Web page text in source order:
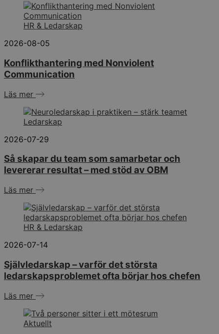
HR & Ledarskap
2026-08-05
Konflikthantering med Nonviolent
Communication
Läs mer
Ledarskap
2026-07-29
Så skapar du team som samarbetar och
levererar resultat – med stöd av OBM
Läs mer
HR & Ledarskap
2026-07-14
Självledarskap – varför det största
ledarskapsproblemet ofta börjar hos chefen
Läs mer
Aktuellt